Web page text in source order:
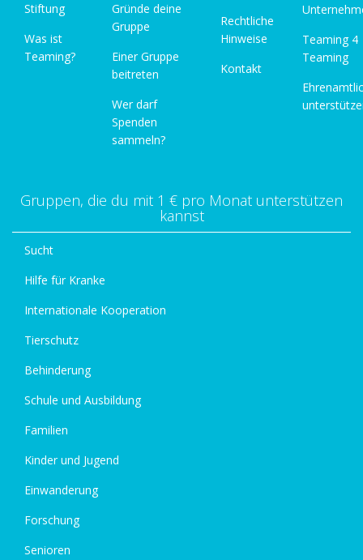
Stiftung
Was ist
Teaming?
Gründe deine
Gruppe
Einer Gruppe
beitreten
Wer darf
Spenden
sammeln?
Rechtliche
Hinweise
Kontakt
Teaming 4
Teaming
Gruppen, die du mit 1 € pro Monat unterstützen
kannst
Sucht
Hilfe für Kranke
Internationale Kooperation
Tierschutz
Behinderung
Schule und Ausbildung
Familien
Kinder und Jugend
Einwanderung
Forschung
Senioren